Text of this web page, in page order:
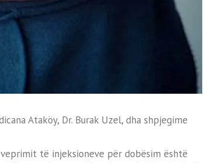
Ataköy, Dr. Burak Uzel, dha shpjegime
të injeksioneve për dobësim është